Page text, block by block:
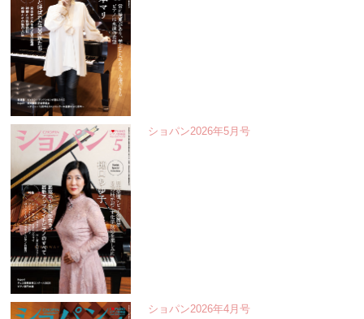
ショパン2026年5月号
ショパン2026年4月号